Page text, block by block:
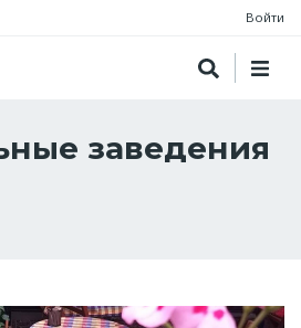
Войти
заведения